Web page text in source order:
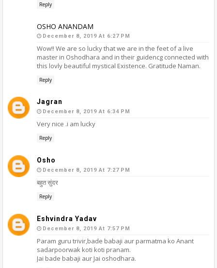
Reply
OSHO ANANDAM
December 8, 2019 At 6:27 PM
Wow!! We are so lucky that we are in the feet of a live
master in Oshodhara and in their guidencg connected with
this lovly beautiful mystical Existence. Gratitude Naman.
Reply
Jagran
December 8, 2019 At 6:34 PM
Very nice .i am lucky
Reply
Osho
December 8, 2019 At 7:27 PM
बहुत सुंदर
Reply
Eshvindra Yadav
December 8, 2019 At 7:57 PM
Param guru trivir,bade babaji aur parmatma ko Anant
sadarpoorwak koti koti pranam.
Jai bade babaji aur Jai oshodhara.